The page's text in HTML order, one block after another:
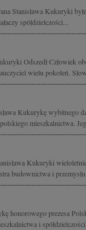
Stanisława Kukuryki
spółdzielczości...
Odszedł Człowiek
wielu pokoleń.
Kukurykę wybitnego
mieszkalnictwa.
Kukuryki
budownictwa i
honorowego prezesa
i